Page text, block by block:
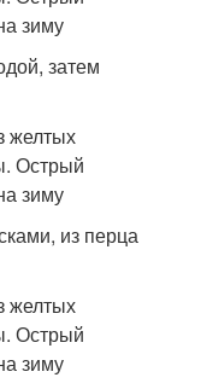
затем
из перца